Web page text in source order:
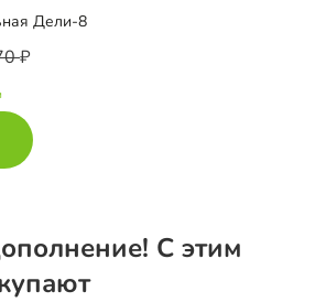
Дели-8
С этим